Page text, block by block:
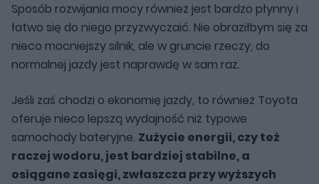
Sposób rozwijania mocy również jest bardzo płynny i
łatwo się do niego przyzwyczaić. Nie obraziłbym się za
nieco mocniejszy silnik, ale w gruncie rzeczy, do
normalnej jazdy jest naprawdę w sam raz.
Jeśli zaś chodzi o ekonomię jazdy, to również Toyota
oferuje nieco lepszą wydajność niż typowe
samochody bateryjne. Zużycie energii, czy też
raczej wodoru, jest bardziej stabilne, a
osiągane zasięgi, zwłaszcza przy wyższych